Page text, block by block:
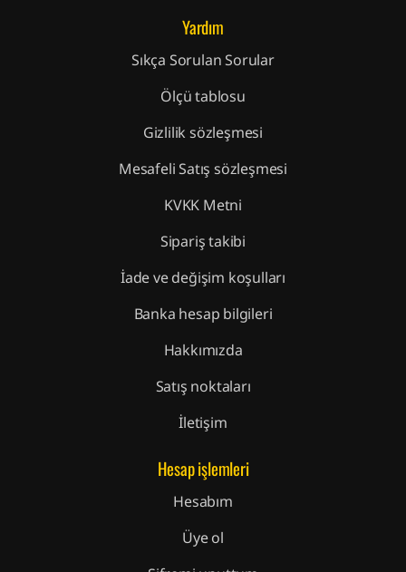
Yardım
Sıkça Sorulan Sorular
Ölçü tablosu
Gizlilik sözleşmesi
Mesafeli Satış sözleşmesi
KVKK Metni
Sipariş takibi
İade ve değişim koşulları
Banka hesap bilgileri
Hakkımızda
Satış noktaları
İletişim
Hesap işlemleri
Hesabım
Üye ol